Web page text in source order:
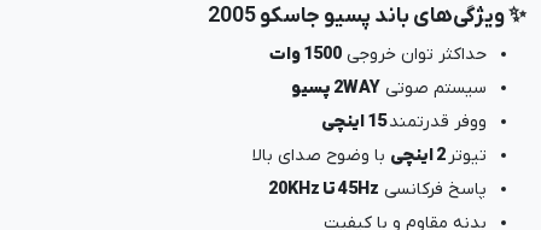
✨ ویژگی‌های باند پسیو جاسکو 2005
حداکثر توان خروجی 1500 وات
سیستم صوتی 2WAY پسیو
ووفر قدرتمند15 اینچی
تیوتر
با وضوح صدای بالا
پاسخ فرکانسی 45Hz تا 20KHz
بدنه مقاوم و با کیفیت